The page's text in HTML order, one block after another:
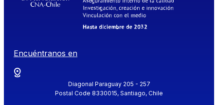
Encuéntranos en
Diagonal Paraguay 205 - 257
Postal Code 8330015, Santiago, Chile